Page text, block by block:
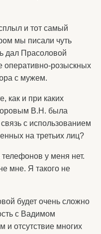
и тот самый
мы писали чуть
дал Прасоловой
оперативно-розыскных
с мужем.
как и при каких
В.Н. была
с использованием
на третьих лиц?
у меня нет.
мне. Я такого не
будет очень сложно
с Вадимом
и отсутствие многих